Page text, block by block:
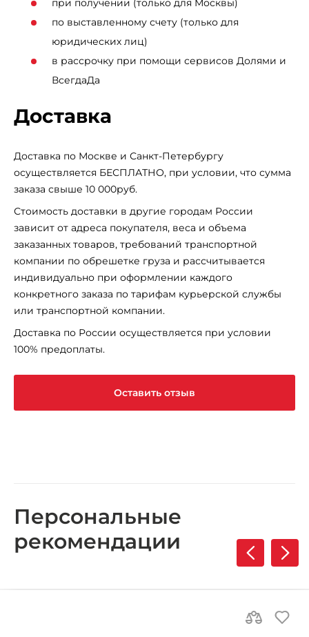
при получении (только для Москвы)
по выставленному счету (только для
юридических лиц)
в рассрочку при помощи сервисов Долями и
ВсегдаДа
Доставка
Доставка по Москве и Санкт-Петербургу
осуществляется БЕСПЛАТНО, при условии, что сумма
заказа свыше 10 000руб.
Стоимость доставки в другие городам России
зависит от адреса покупателя, веса и объема
заказанных товаров, требований транспортной
компании по обрешетке груза и рассчитывается
индивидуально при оформлении каждого
конкретного заказа по тарифам курьерской службы
или транспортной компании.
Доставка по России осуществляется при условии
100% предоплаты.
Оставить отзыв
Персональные
рекомендации